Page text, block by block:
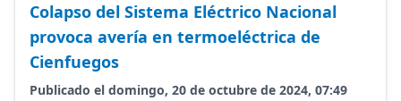
Colapso del Sistema Eléctrico Nacional
provoca avería en termoeléctrica de
Cienfuegos
Publicado el domingo, 20 de octubre de 2024, 07:49